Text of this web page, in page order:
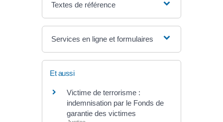
Textes de référence
Services en ligne et formulaires
Et aussi
Victime de terrorisme :
indemnisation par le Fonds de
garantie des victimes